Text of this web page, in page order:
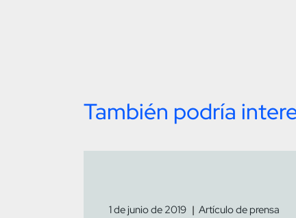
También podría
1 de junio de 2019 Artículo de prensa